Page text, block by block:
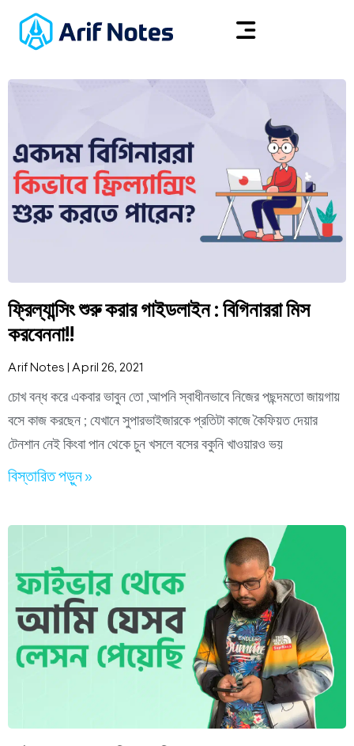
ফ্রিল্যান্সিং শুরু করার গাইডলাইন : বিগিনাররা মিস
করবেননা!!
Arif Notes April 26, 2021
চোখ বন্ধ করে একবার ভাবুন তো ,আপনি স্বাধীনভাবে নিজের পছন্দমতো জায়গায়
বসে কাজ করছেন ; যেখানে সুপারভাইজারকে প্রতিটা কাজে কৈফিয়ত দেয়ার
টেনশান নেই কিংবা পান থেকে চুন খসলে বসের বকুনি খাওয়ারও ভয়
বিস্তারিত পড়ুন »